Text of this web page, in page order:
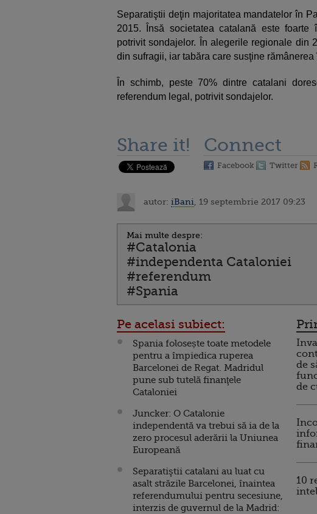
Separatiştii deţin majoritatea mandatelor în
2015. Însă societatea catalană este foarte
potrivit sondajelor. În alegerile regionale din
din sufragii, iar tabăra care susţine
În schimb, peste 70% dintre catalani
referendum legal, potrivit sondajelor.
Share it! Connect
Facebook Twitter
autor: iBani , 19 septembrie 2017 09:23
Mai multe despre:
#Catalonia
#independenta Cataloniei
#referendum
#Spania
Pe acelasi subiect:
Spania folosește toate metodele
pentru a împiedica ruperea
Barcelonei de Regat. Madridul
pune sub tutelă finanţele
Cataloniei
Juncker: O Catalonie
independentă va trebui să ia de la
zero procesul aderării la Uniunea
Europeană
Separatiştii catalani au luat cu
asalt străzile Barcelonei, înaintea
referendumului pentru secesiune,
interzis de guvernul de la Madrid:
de
de
10